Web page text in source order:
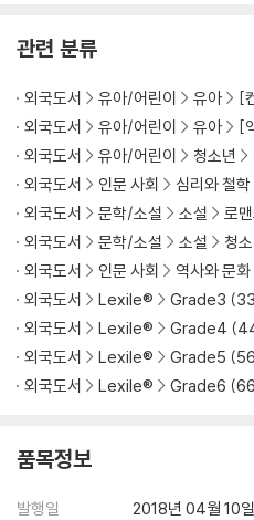
관련 분류
외국도서 유아/어린이 유아
[
외국도서
유아/어린이 유아
[
외국도서
유아/어린이 청소년
외국도서
인문 사회 심리와 철학
외국도서
문학/소설 소설
로
외국도서
문학/소설 소설
청
외국도서
인문 사회 역사와 문화
외국도서
Lexile®
Grade3
외국도서
Lexile®
Grade4
외국도서
Lexile®
Grade5
외국도서
Lexile® Grade6
품목정보
발행일
2018년 04월 10일